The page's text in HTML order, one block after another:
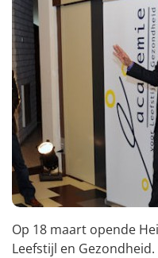
Op 18 maart opende
Leefstijl en